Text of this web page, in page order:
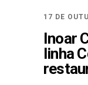
17 DE
Inoar
linha